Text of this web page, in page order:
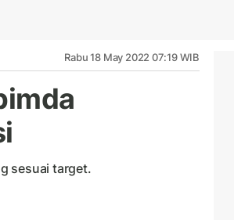
Rabu 18 May 2022 07:19 WIB
sesuai target.